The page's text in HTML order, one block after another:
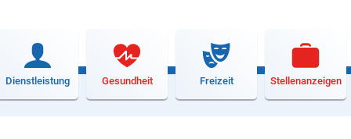
Dienstleistung Gesundheit Freizeit Stellenanzeigen